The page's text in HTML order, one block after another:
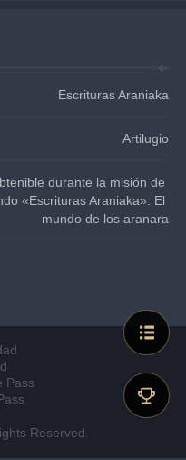
Escrituras Araniaka
Artilugio
durante la misión de
«Escrituras Araniaka»: El
mundo de los aranara
Pass
Reserved.